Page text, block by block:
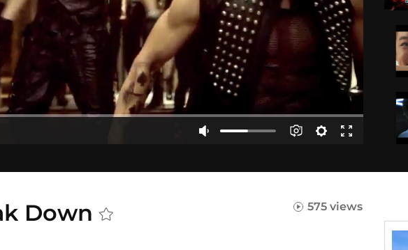
Down 575 views